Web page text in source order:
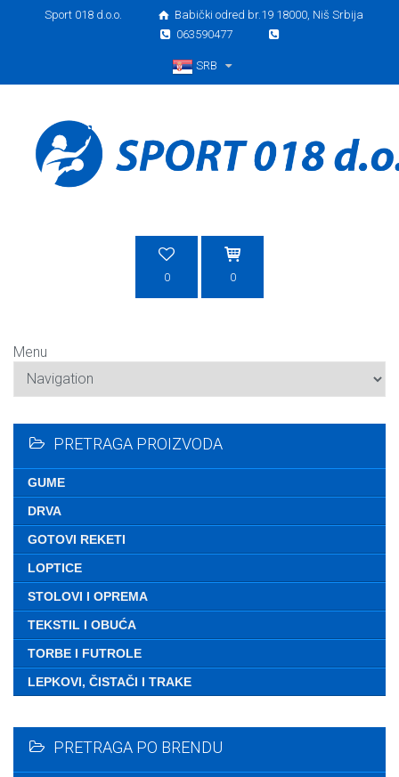
Sport 018 d.o.o.
Babički odred br.19 18000, Niš Srbija
063590477
SRB
0 0
Menu
PRETRAGA PROIZVODA
GUME
DRVA
GOTOVI REKETI
LOPTICE
STOLOVI I OPREMA
TEKSTIL I OBUĆA
TORBE I FUTROLE
LEPKOVI, ČISTAČI I TRAKE
PRETRAGA PO BRENDU